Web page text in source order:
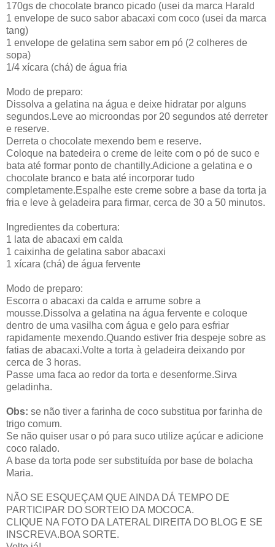
170gs de chocolate branco picado (usei da marca Harald
1 envelope de suco sabor abacaxi com coco (usei da marca
tang)
1 envelope de gelatina sem sabor em pó (2 colheres de
sopa)
1/4 xícara (chá) de água fria
Modo de preparo:
Dissolva a gelatina na água e deixe hidratar por alguns
segundos.Leve ao microondas por 20 segundos até derreter
e reserve.
Derreta o chocolate mexendo bem e reserve.
Coloque na batedeira o creme de leite com o pó de suco e
bata até formar ponto de chantilly.Adicione a gelatina e o
chocolate branco e bata até incorporar tudo
completamente.Espalhe este creme sobre a base da torta ja
fria e leve à geladeira para firmar, cerca de 30 a 50 minutos.
Ingredientes da cobertura:
1 lata de abacaxi em calda
1 caixinha de gelatina sabor abacaxi
1 xícara (chá) de água fervente
Modo de preparo:
Escorra o abacaxi da calda e arrume sobre a
mousse.Dissolva a gelatina na água fervente e coloque
dentro de uma vasilha com água e gelo para esfriar
rapidamente mexendo.Quando estiver fria despeje sobre as
fatias de abacaxi.Volte a torta à geladeira deixando por
cerca de 3 horas.
Passe uma faca ao redor da torta e desenforme.Sirva
geladinha.
Obs: se não tiver a farinha de coco substitua por farinha de
trigo comum.
Se não quiser usar o pó para suco utilize açúcar e adicione
coco ralado.
A base da torta pode ser substituída por base de bolacha
Maria.
NÃO SE ESQUEÇAM QUE AINDA DÁ TEMPO DE
PARTICIPAR DO SORTEIO DA MOCOCA.
CLIQUE NA FOTO DA LATERAL DIREITA DO BLOG E SE
INSCREVA.BOA SORTE.